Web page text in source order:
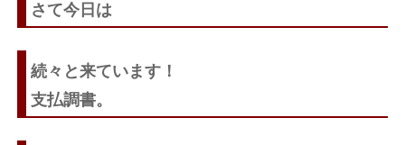
さて今日は
続々と来ています！
支払調書。